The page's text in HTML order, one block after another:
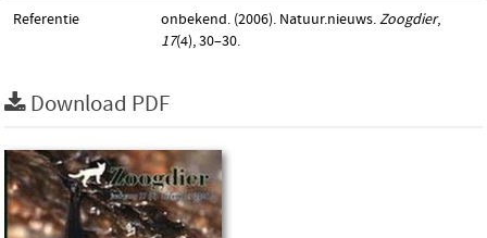
Referentie onbekend. (2006). Natuur.nieuws.Zoogdier,
17(4), 30–30.
Download PDF